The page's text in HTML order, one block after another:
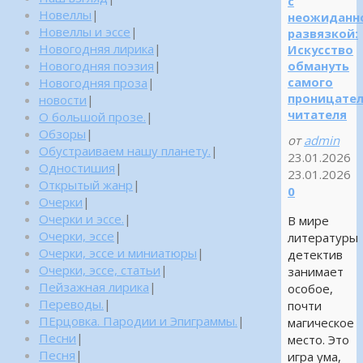
развязкой:
Искусство
обмануть
самого
читателя
от admin
23.01.2026
23.01.2026
0
В мире
литературы
детектив
занимает
особое,
почти
магическое
место. Это
игра ума,
Новеллы |
Новеллы и эссе |
Новогодняя лирика |
Новогодняя поэзия |
Новогодняя проза |
новости |
О большой прозе. |
Обзоры |
Обустраиваем нашу планету. |
Одностишия |
Открытый жанр |
Очерки |
Очерки и эссе. |
Очерки, эссе |
Очерки, эссе и миниатюры |
Очерки, эссе, статьи |
Пейзажная лирика |
Переводы. |
ПЕрцовка. Пародии и Эпиграммы. |
Песни |
Песня |